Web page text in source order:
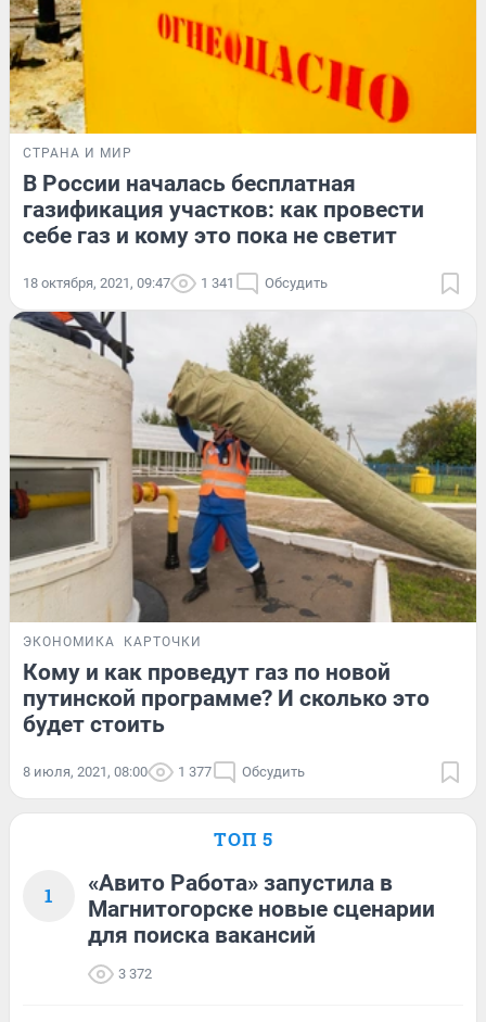
СТРАНА И МИР
В России началась бесплатная
газификация участков: как провести
себе газ и кому это пока не светит
18 октября, 2021, 09:47 1 341 Обсудить
ЭКОНОМИКА КАРТОЧКИ
Кому и как проведут газ по новой
путинской программе? И сколько это
будет стоить
8 июля, 2021, 08:00 1 377 Обсудить
ТОП 5
1
«Авито Работа» запустила в
Магнитогорске новые сценарии
для поиска вакансий
3 372